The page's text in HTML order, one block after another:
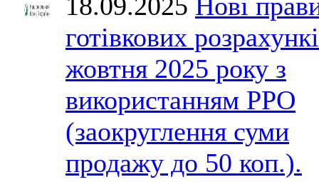
готівкових
жовтня 2025 року з
використанням РРО
(заокруглення суми
продажу до 50 коп.).